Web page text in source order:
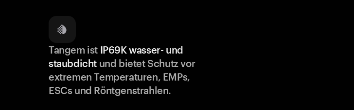
Tangem ist IP69K wasser- und
staubdicht und bietet Schutz vor
extremen Temperaturen, EMPs,
ESCs und Röntgenstrahlen.